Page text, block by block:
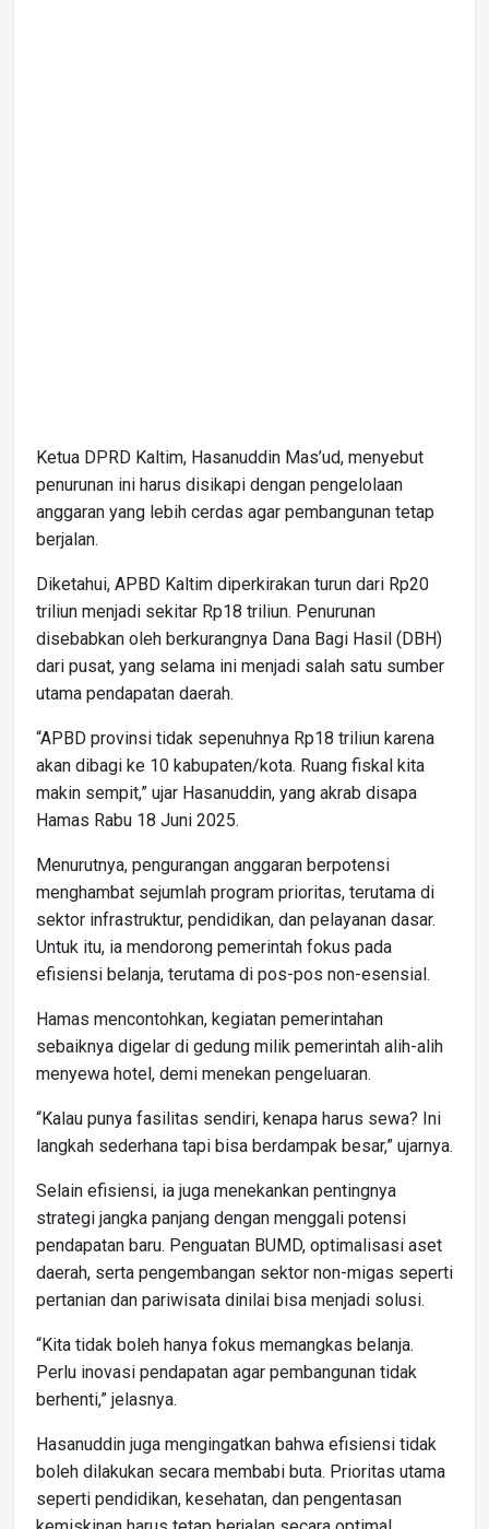
Ketua DPRD Kaltim, Hasanuddin Mas’ud, menyebut
penurunan ini harus disikapi dengan pengelolaan
anggaran yang lebih cerdas agar pembangunan tetap
berjalan.
Diketahui, APBD Kaltim diperkirakan turun dari Rp20
triliun menjadi sekitar Rp18 triliun. Penurunan
disebabkan oleh berkurangnya Dana Bagi Hasil (DBH)
dari pusat, yang selama ini menjadi salah satu sumber
utama pendapatan daerah.
“APBD provinsi tidak sepenuhnya Rp18 triliun karena
akan dibagi ke 10 kabupaten/kota. Ruang fiskal kita
makin sempit,” ujar Hasanuddin, yang akrab disapa
Hamas Rabu 18 Juni 2025.
Menurutnya, pengurangan anggaran berpotensi
menghambat sejumlah program prioritas, terutama di
sektor infrastruktur, pendidikan, dan pelayanan dasar.
Untuk itu, ia mendorong pemerintah fokus pada
efisiensi belanja, terutama di pos-pos non-esensial.
Hamas mencontohkan, kegiatan pemerintahan
sebaiknya digelar di gedung milik pemerintah alih-alih
menyewa hotel, demi menekan pengeluaran.
“Kalau punya fasilitas sendiri, kenapa harus sewa? Ini
langkah sederhana tapi bisa berdampak besar,” ujarnya.
Selain efisiensi, ia juga menekankan pentingnya
strategi jangka panjang dengan menggali potensi
pendapatan baru. Penguatan BUMD, optimalisasi aset
daerah, serta pengembangan sektor non-migas seperti
pertanian dan pariwisata dinilai bisa menjadi solusi.
“Kita tidak boleh hanya fokus memangkas belanja.
Perlu inovasi pendapatan agar pembangunan tidak
berhenti,” jelasnya.
Hasanuddin juga mengingatkan bahwa efisiensi tidak
boleh dilakukan secara membabi buta. Prioritas utama
seperti pendidikan, kesehatan, dan pengentasan